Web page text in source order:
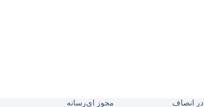
در انصاف مجوز ای‌رسانه